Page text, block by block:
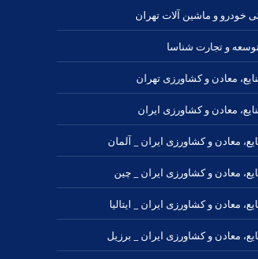
خودرو و ماشین آلات تهران
و تجارت شناسا
معادن و کشاورزی تهران
معادن و کشاورزی ایران
معادن و کشاورزی ایران _ آلمان
معادن و کشاورزی ایران _ چین
معادن و کشاورزی ایران _ ایتالیا
معادن و کشاورزی ایران _ برزیل